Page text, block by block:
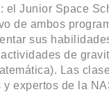
Junior Space
de ambos
sus
de
Las
expertos de la